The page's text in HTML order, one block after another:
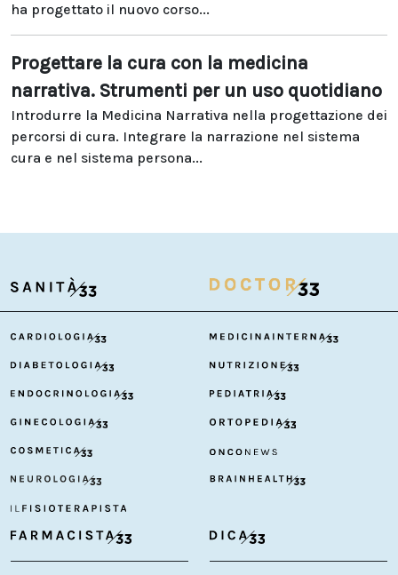
ha progettato il nuovo corso...
Progettare la cura con la medicina
narrativa. Strumenti per un uso quotidiano
Introdurre la Medicina Narrativa nella progettazione dei
percorsi di cura. Integrare la narrazione nel sistema
cura e nel sistema persona...